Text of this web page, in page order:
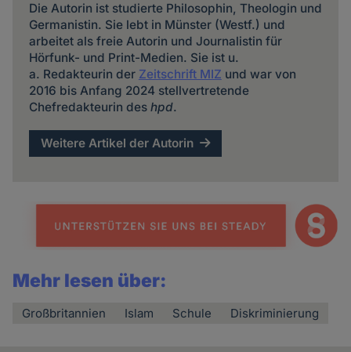
Die Autorin ist studierte Philosophin, Theologin und
Germanistin. Sie lebt in Münster (Westf.) und
arbeitet als freie Autorin und Journalistin für
Hörfunk- und Print-Medien. Sie ist u.
a. Redakteurin der Zeitschrift MIZ und war von
2016 bis Anfang 2024 stellvertretende
Chefredakteurin des hpd.
Weitere Artikel der Autorin
Mehr lesen über:
Großbritannien Islam Schule Diskriminierung